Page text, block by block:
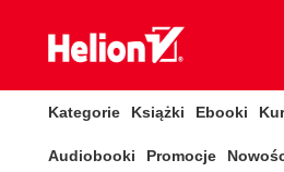
Kategorie Książki Ebooki
Audiobooki Promocje